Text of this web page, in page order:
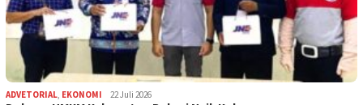
ADVETORIAL, EKONOMI 22 Juli 2026